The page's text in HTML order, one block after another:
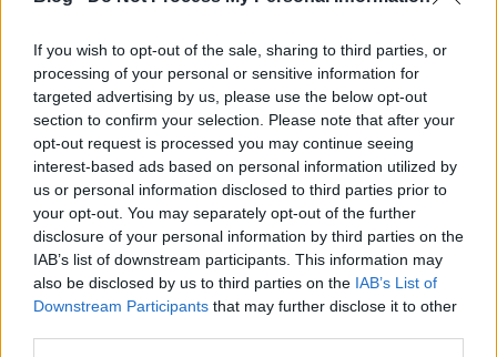
If you wish to opt-out of the sale, sharing to third parties, or
processing of your personal or sensitive information for
targeted advertising by us, please use the below opt-out
section to confirm your selection. Please note that after your
opt-out request is processed you may continue seeing
interest-based ads based on personal information utilized by
us or personal information disclosed to third parties prior to
your opt-out. You may separately opt-out of the further
disclosure of your personal information by third parties on the
IAB’s list of downstream participants. This information may
also be disclosed by us to third parties on the IAB’s List of
Downstream Participants that may further disclose it to other
[SDCC 2022]: Dungeons & Dragons:
Betyárbecsület (Dungeons &
Dragons: Honor Among Thieves) -
trailer + plakát
2022. július 23.